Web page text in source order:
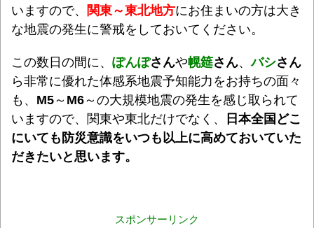
いますので、 関東～東北地方にお住まいの方は大き
な地震の発生に警戒をしておいてください。
この数日の間に、 ぽんぽさんや幌筵さん、バシさん
ら非常に優れた体感系地震予知能力をお持ちの面々
も、 M5～ M6～の大規模地震の発生を感じ取られて
いますので、関東や東北だけでなく、
日本全国どこ
にいても防災意識をいつも以上に高めておいていた
だきたいと思います。
スポンサーリンク